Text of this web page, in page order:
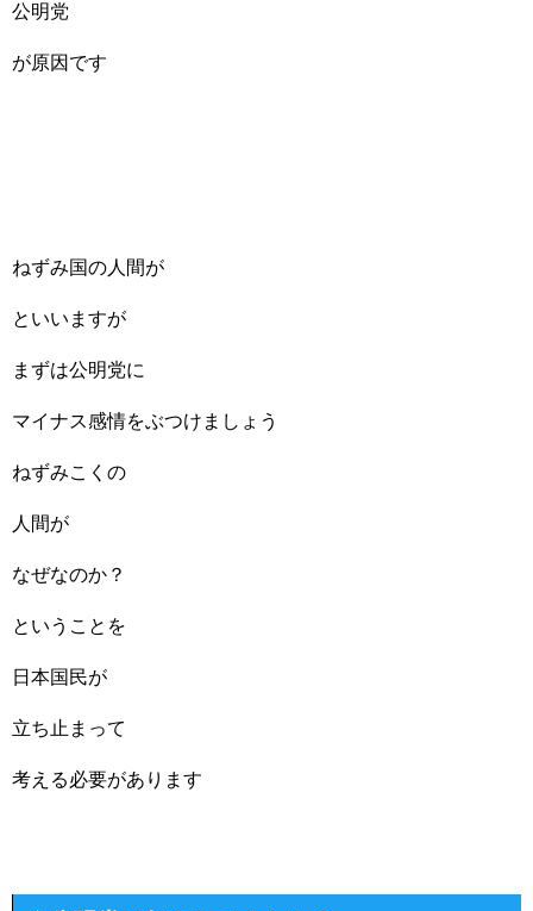
公明党
が原因です
ねずみ国の人間が
といいますが
まずは公明党に
マイナス感情をぶつけましょう
ねずみこくの
人間が
なぜなのか？
ということを
日本国民が
立ち止まって
考える必要があります